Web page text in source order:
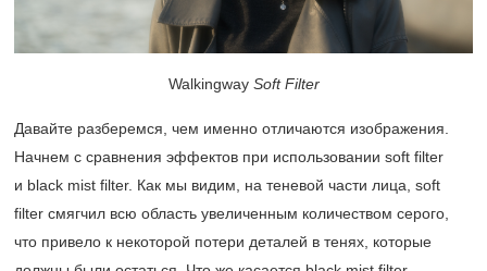
Walkingway Soft Filter
Давайте разберемся, чем именно отличаются изображения.
Начнем с сравнения эффектов при использовании soft filter
и black mist filter. Как мы видим, на теневой части лица, soft
filter смягчил всю область увеличенным количеством серого,
что привело к некоторой потери деталей в тенях, которые